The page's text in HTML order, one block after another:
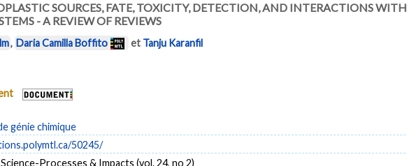
SOURCES, FATE, TOXICITY, DETECTION, AND INTERACTIONS WITH
- A REVIEW OF REVIEWS
, Daria Camilla Boffito et Tanju Karanfil
génie chimique
50245/
Processes & Impacts (vol. 24, no 2)